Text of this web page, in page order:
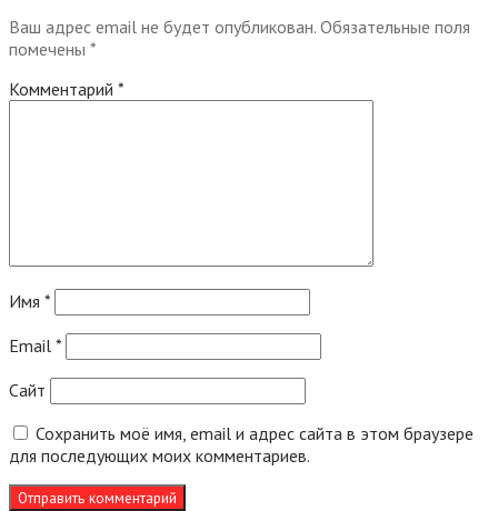
Ваш адрес email не будет опубликован. Обязательные поля
помечены *
Комментарий *
Имя *
Email *
Сайт
Сохранить моё имя, email и адрес сайта в этом браузере
для последующих моих комментариев.